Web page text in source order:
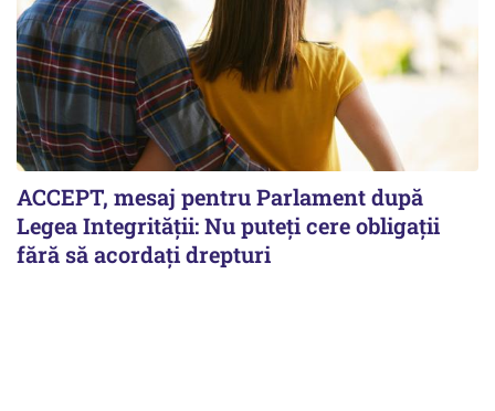
ACCEPT, mesaj pentru Parlament după
Legea Integrității: Nu puteți cere obligații
fără să acordați drepturi